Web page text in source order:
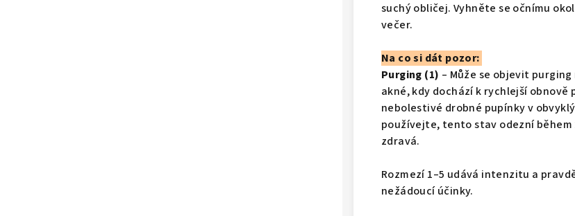
suchý obličej. Vyhněte se očnímu
večer.
Na co si dát pozor:
Purging (1) – Může se objevit
akné, kdy dochází k rychlejší
nebolestivé drobné pupínky v
používejte, tento stav odezní
zdravá.
Rozmezí 1–5 udává intenzitu a
nežádoucí účinky.